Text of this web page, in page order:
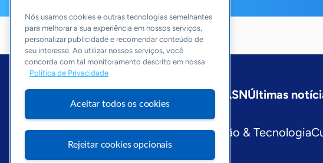
Sobre a ASNÚltimas
Editorias
Economia & PolíticaInovação & Tecnologia
Nós usamos cookies e outras tecnologias semelhantes
para melhorar a sua experiência em nossos serviços,
personalizar publicidade e recomendar conteúdo de
seu interesse. Ao utilizar nossos serviços, você
concorda com tal monitoramento descrito em nossa
Política de Privacidade
Aceitar todos os cookies
Rejeitar cookies opcionais